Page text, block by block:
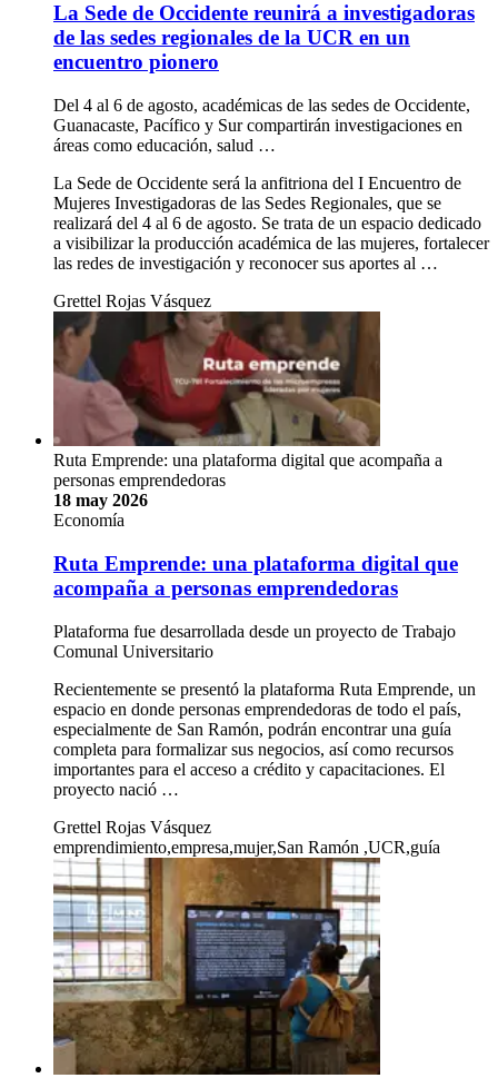
La Sede de Occidente reunirá a investigadoras
de las sedes regionales de la UCR en un
encuentro pionero
Del 4 al 6 de agosto, académicas de las sedes de Occidente,
Guanacaste, Pacífico y Sur compartirán investigaciones en
áreas como educación, salud …
La Sede de Occidente será la anfitriona del I Encuentro de
Mujeres Investigadoras de las Sedes Regionales, que se
realizará del 4 al 6 de agosto. Se trata de un espacio dedicado
a visibilizar la producción académica de las mujeres, fortalecer
las redes de investigación y reconocer sus aportes al …
Grettel Rojas Vásquez
Ruta Emprende: una plataforma digital que acompaña a
personas emprendedoras
18 may 2026
Economía
Ruta Emprende: una plataforma digital que
acompaña a personas emprendedoras
Plataforma fue desarrollada desde un proyecto de Trabajo
Comunal Universitario
Recientemente se presentó la plataforma Ruta Emprende, un
espacio en donde personas emprendedoras de todo el país,
especialmente de San Ramón, podrán encontrar una guía
completa para formalizar sus negocios, así como recursos
importantes para el acceso a crédito y capacitaciones. El
proyecto nació …
Grettel Rojas Vásquez
emprendimiento,empresa,mujer,San Ramón ,UCR,guía